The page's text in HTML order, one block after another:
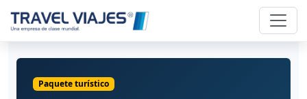
Paquete turístico